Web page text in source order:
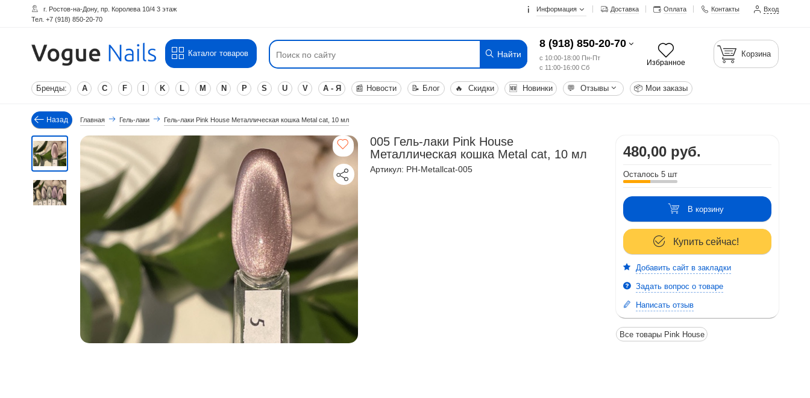
г. Ростов-на-Дону, пр. Королева 10/4 3 этаж
Тел. +7 (918) 850-20-70
Информация Доставка Оплата Контакты Вход
Каталог товаров Найти
8 (918) 850-20-70
с 10:00-18:00 Пн-Пт
с 11:00-16:00 Сб
Избранное
Корзина
Бренды: A C F K L M N P S U V А - Я 📰 Новости 📝 Блог 🔥 Скидки 🆕 Новинки 💬 Отзывы 📦 Мои заказы
Назад Главная Гель-лаки Гель-лаки Pink House Металлическая кошка Metal cat, 10 мл
005 Гель-лаки Pink House
Металлическая кошка Metal cat, 10 мл
Артикул: PH-Metallcat-005
480,00 руб.
Осталось 5 шт
В корзину
Купить сейчас!
Добавить сайт в закладки
Задать вопрос о товаре
Написать отзыв
Все товары Pink House